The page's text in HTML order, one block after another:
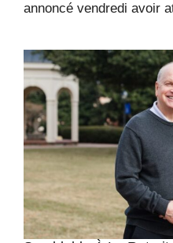
annoncé vendredi avoir